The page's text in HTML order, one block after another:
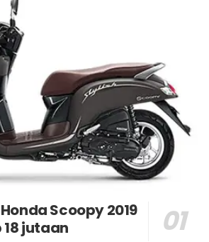
Scoopy 2019
18 jutaan